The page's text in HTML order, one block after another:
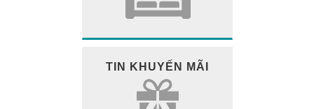
TIN KHUYẾN MÃI